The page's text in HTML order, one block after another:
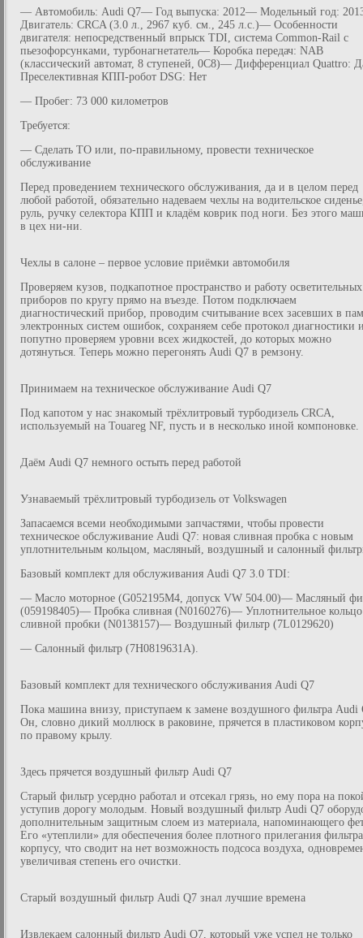
— Автомобиль: Audi Q7— Год выпуска: 2012— Модельный год:
Двигатель: CRCA (3.0 л., 2967 куб. см., 245 л.с.)— Особенности
двигателя: непосредственный впрыск TDI, система Common-Rail с
пьезофорсунками, турбонагнетатель— Коробка передач: NAB
(классический автомат, 8 ступеней, 0C8)— Дифференциал Quattro:
Преселективная КПП-робот DSG: Нет
— Пробег: 73 000 километров
Требуется:
— Сделать ТО или, по-правильному, провести техническое
обслуживание
Перед проведением технического обслуживания, да и в целом перед
любой работой, обязательно надеваем чехлы на водительское
руль, ручку селектора КПП и кладём коврик под ноги. Без этого
в цех ни-ни.
Чехлы в салоне – первое условие приёмки автомобиля
Проверяем кузов, подкапотное пространство и работу осветительных
приборов по кругу прямо на въезде. Потом подключаем
диагностический прибор, проводим считывание всех засевших в
электронных систем ошибок, сохраняем себе протокол диагностики
попутно проверяем уровни всех жидкостей, до которых можно
дотянуться. Теперь можно перегонять Audi Q7 в ремзону.
Принимаем на техническое обслуживание Audi Q7
Под капотом у нас знакомый трёхлитровый турбодизель CRCA,
используемый на Touareg NF, пусть и в несколько иной компоновке.
Даём Audi Q7 немного остыть перед работой
Узнаваемый трёхлитровый турбодизель от Volkswagen
Запасаемся всеми необходимыми запчастями, чтобы провести
техническое обслуживание Audi Q7: новая сливная пробка с новым
уплотнительным кольцом, масляный, воздушный и салонный
Базовый комплект для обслуживания Audi Q7 3.0 TDI:
— Масло моторное (G052195M4, допуск VW 504.00)— Масляный
(059198405)— Пробка сливная (N0160276)— Уплотнительное кольцо
сливной пробки (N0138157)— Воздушный фильтр (7L0129620)
— Салонный фильтр (7H0819631A).
Базовый комплект для технического обслуживания Audi Q7
Пока машина внизу, приступаем к замене воздушного фильтра Audi
Он, словно дикий моллюск в раковине, прячется в пластиковом
по правому крылу.
Здесь прячется воздушный фильтр Audi Q7
Старый фильтр усердно работал и отсекал грязь, но ему пора на
уступив дорогу молодым. Новый воздушный фильтр Audi Q7
дополнительным защитным слоем из материала, напоминающего
Его «утеплили» для обеспечения более плотного прилегания
корпусу, что сводит на нет возможность подсоса воздуха,
увеличивая степень его очистки.
Старый воздушный фильтр Audi Q7 знал лучшие времена
Извлекаем салонный фильтр Audi Q7, который уже успел не только